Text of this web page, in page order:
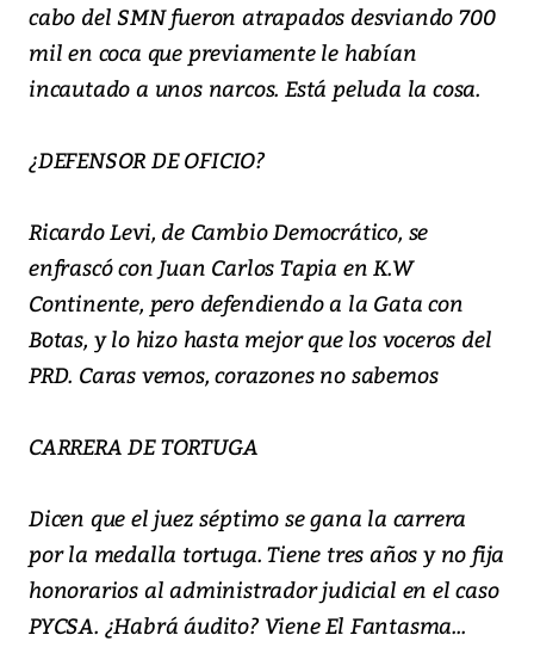
cabo del SMN fueron atrapados desviando 700
mil en coca que previamente le habían
incautado a unos narcos. Está peluda la cosa.
¿DEFENSOR DE OFICIO?
Ricardo Levi, de Cambio Democrático, se
enfrascó con Juan Carlos Tapia en K.W
Continente, pero defendiendo a la Gata con
Botas, y lo hizo hasta mejor que los voceros del
PRD. Caras vemos, corazones no sabemos
CARRERA DE TORTUGA
Dicen que el juez séptimo se gana la carrera
por la medalla tortuga. Tiene tres años y no fija
honorarios al administrador judicial en el caso
PYCSA. ¿Habrá áudito? Viene El Fantasma...